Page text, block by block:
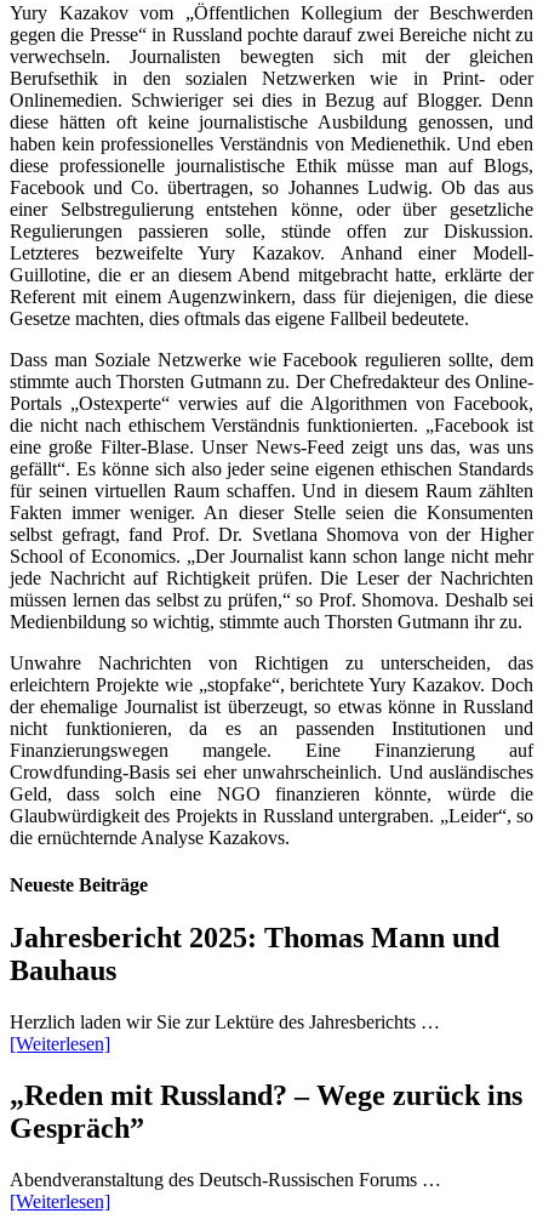
Yury Kazakov vom „Öffentlichen Kollegium der Beschwerden
gegen die Presse“ in Russland pochte darauf zwei Bereiche nicht zu
verwechseln. Journalisten bewegten sich mit der gleichen
Berufsethik in den sozialen Netzwerken wie in Print- oder
Onlinemedien. Schwieriger sei dies in Bezug auf Blogger. Denn
diese hätten oft keine journalistische Ausbildung genossen, und
haben kein professionelles Verständnis von Medienethik. Und eben
diese professionelle journalistische Ethik müsse man auf Blogs,
Facebook und Co. übertragen, so Johannes Ludwig. Ob das aus
einer Selbstregulierung entstehen könne, oder über gesetzliche
Regulierungen passieren solle, stünde offen zur Diskussion.
Letzteres bezweifelte Yury Kazakov. Anhand einer Modell-
Guillotine, die er an diesem Abend mitgebracht hatte, erklärte der
Referent mit einem Augenzwinkern, dass für diejenigen, die diese
Gesetze machten, dies oftmals das eigene Fallbeil bedeutete.
Dass man Soziale Netzwerke wie Facebook regulieren sollte, dem
stimmte auch Thorsten Gutmann zu. Der Chefredakteur des Online-
Portals „Ostexperte“ verwies auf die Algorithmen von Facebook,
die nicht nach ethischem Verständnis funktionierten. „Facebook ist
eine große Filter-Blase. Unser News-Feed zeigt uns das, was uns
gefällt“. Es könne sich also jeder seine eigenen ethischen Standards
für seinen virtuellen Raum schaffen. Und in diesem Raum zählten
Fakten immer weniger. An dieser Stelle seien die Konsumenten
selbst gefragt, fand Prof. Dr. Svetlana Shomova von der Higher
School of Economics. „Der Journalist kann schon lange nicht mehr
jede Nachricht auf Richtigkeit prüfen. Die Leser der Nachrichten
müssen lernen das selbst zu prüfen,“ so Prof. Shomova. Deshalb sei
Medienbildung so wichtig, stimmte auch Thorsten Gutmann ihr zu.
Unwahre Nachrichten von Richtigen zu unterscheiden, das
erleichtern Projekte wie „stopfake“, berichtete Yury Kazakov. Doch
der ehemalige Journalist ist überzeugt, so etwas könne in Russland
nicht funktionieren, da es an passenden Institutionen und
Finanzierungswegen mangele. Eine Finanzierung auf
Crowdfunding-Basis sei eher unwahrscheinlich. Und ausländisches
Geld, dass solch eine NGO finanzieren könnte, würde die
Glaubwürdigkeit des Projekts in Russland untergraben. „Leider“, so
die ernüchternde Analyse Kazakovs.
Neueste Beiträge
Jahresbericht 2025: Thomas Mann und
Bauhaus
Herzlich laden wir Sie zur Lektüre des Jahresberichts …
[Weiterlesen]
„Reden mit Russland? – Wege zurück ins
Gespräch”
Abendveranstaltung des Deutsch-Russischen Forums …
[Weiterlesen]